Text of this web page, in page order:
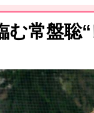
ム「気候変動から命
む常盤聡